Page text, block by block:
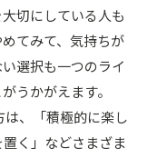
切にしている人も
てみて、気持ちが
選択も一つのライ
うかがえます。
、「積極的に楽し
く」などさまざま